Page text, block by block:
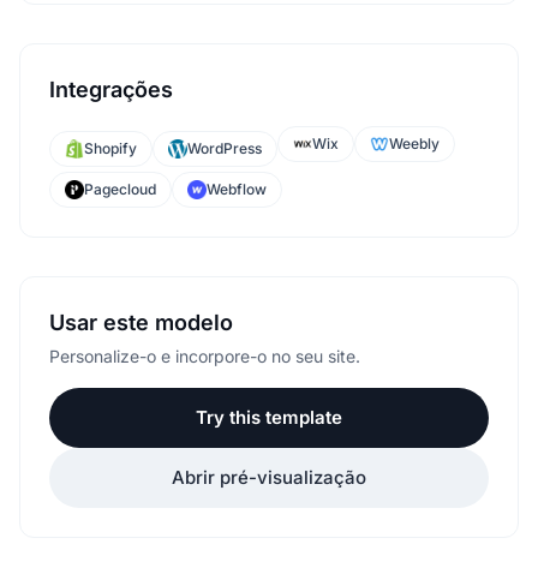
Integrações
Shopify WordPress Wix Weebly
Pagecloud Webflow
Usar este modelo
Personalize-o e incorpore-o no seu site.
Try this template
Abrir pré-visualização